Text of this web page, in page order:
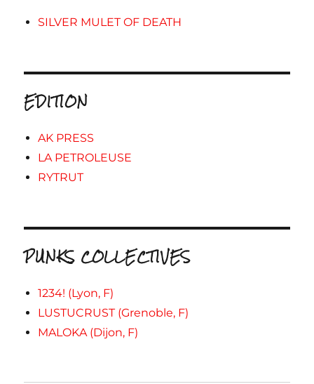
SILVER MULET OF DEATH
EDITION
AK PRESS
LA PETROLEUSE
RYTRUT
PUNKS COLLECTIVES
1234! (Lyon, F)
LUSTUCRUST (Grenoble, F)
MALOKA (Dijon, F)